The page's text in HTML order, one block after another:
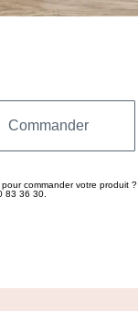
Commander
commander votre produit ?
83 36 30.